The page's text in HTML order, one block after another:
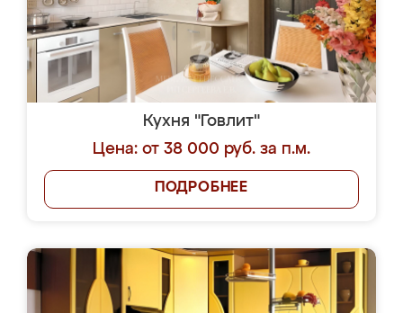
Кухня "Говлит"
Цена: от 38 000 руб. за п.м.
ПОДРОБНЕЕ